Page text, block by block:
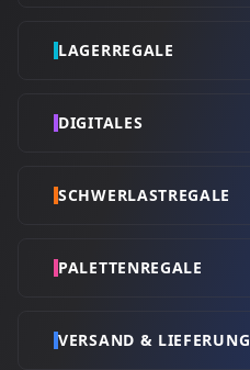
LAGERREGALE
DIGITALES
SCHWERLASTREGALE
PALETTENREGALE
VERSAND & LIEFERUNG